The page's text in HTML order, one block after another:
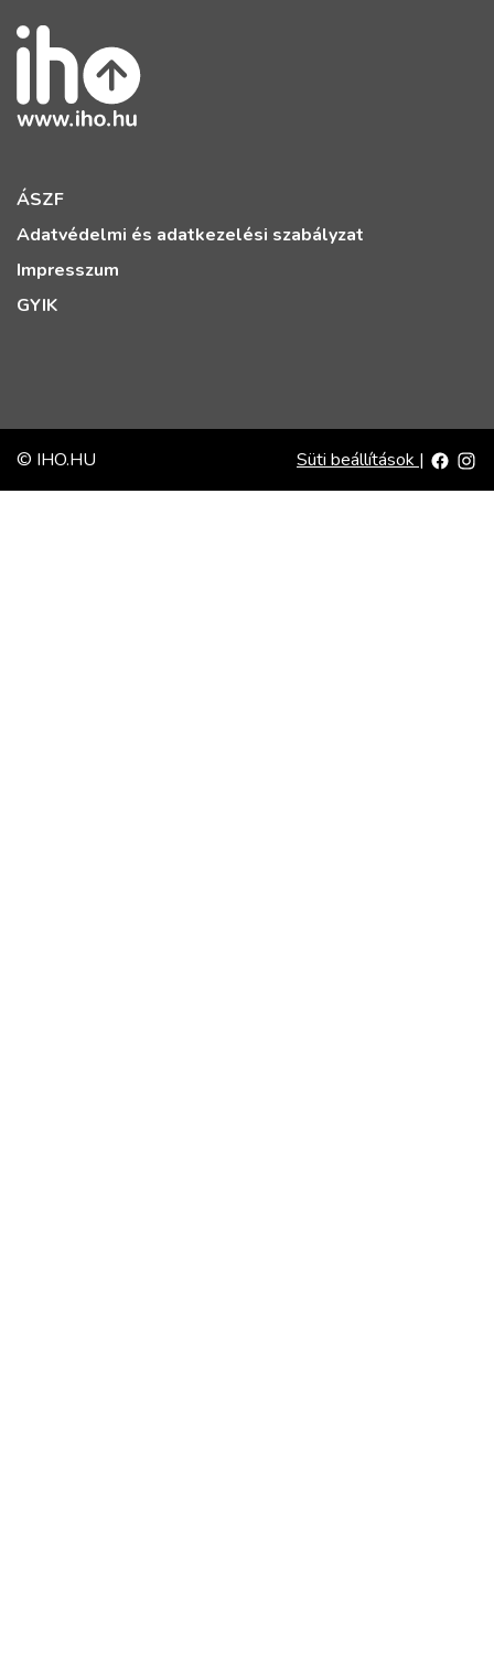
ÁSZF
Adatvédelmi és adatkezelési szabályzat
Impresszum
GYIK
© IHO.HU Süti beállítások |